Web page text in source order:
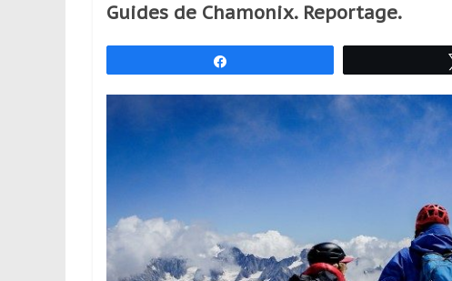
de
qui
se
déplacent
l’étranger
pour
assouvir
leur
Guides de Chamonix. Reportage.